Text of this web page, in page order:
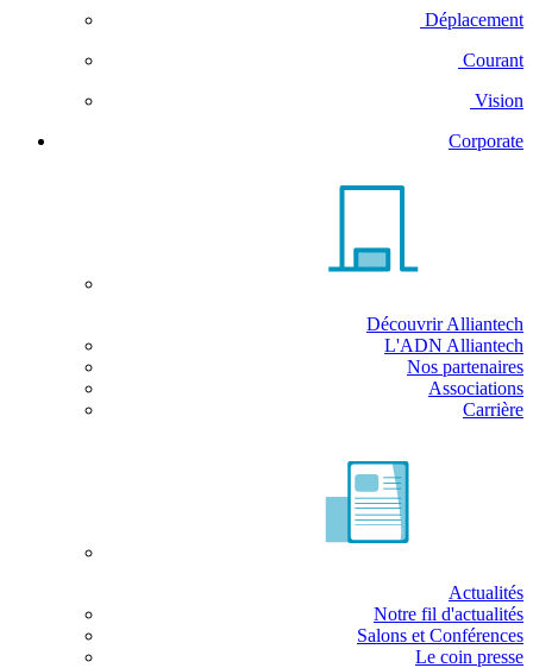
Déplacement
Courant
Vision
Corporate
Découvrir Alliantech
L'ADN Alliantech
Nos partenaires
Associations
Carrière
Actualités
Notre fil d'actualités
Salons et Conférences
Le coin presse